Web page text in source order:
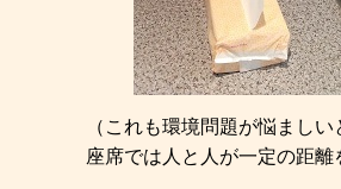
（これも環境問題が悩まし
座席では人と人が一定の距離